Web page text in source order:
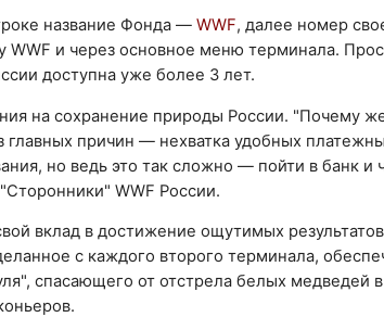
название Фонда — WWF, далее номер
WWF и через основное меню терминала.
доступна уже более 3 лет.
на сохранение природы России. "Почему
причин — нехватка удобных
но ведь это так сложно — пойти в банк и
WWF России.
вклад в достижение ощутимых
с каждого второго терминала,
спасающего от отстрела белых медведей в